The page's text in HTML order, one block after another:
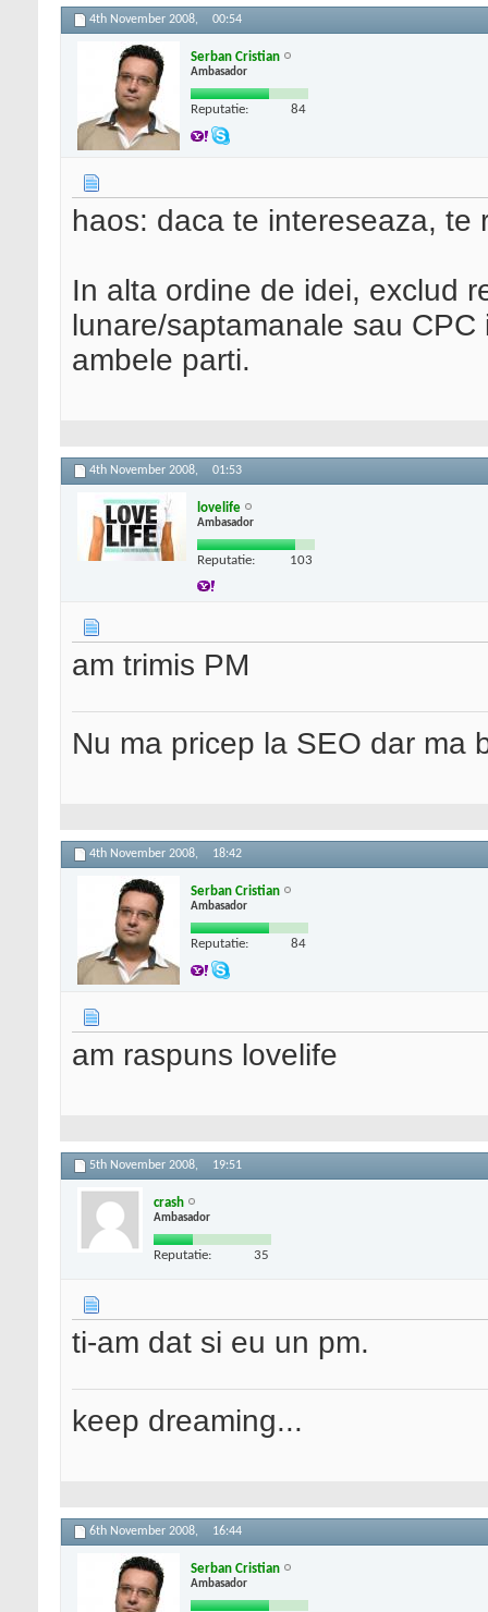
4th November 2008, 00:54
Serban Cristian
Ambasador
Reputatie: 84
haos: daca te intereseaza,
In alta ordine de idei, exclud
lunare/saptamanale sau
ambele parti.
4th November 2008, 01:53
lovelife
Ambasador
Reputatie: 103
am trimis PM
Nu ma pricep la SEO dar ma
4th November 2008, 18:42
Serban Cristian
Ambasador
Reputatie: 84
am raspuns lovelife
5th November 2008, 19:51
crash
Ambasador
Reputatie: 35
ti-am dat si eu un pm.
keep dreaming...
6th November 2008, 16:44
Serban Cristian
Ambasador